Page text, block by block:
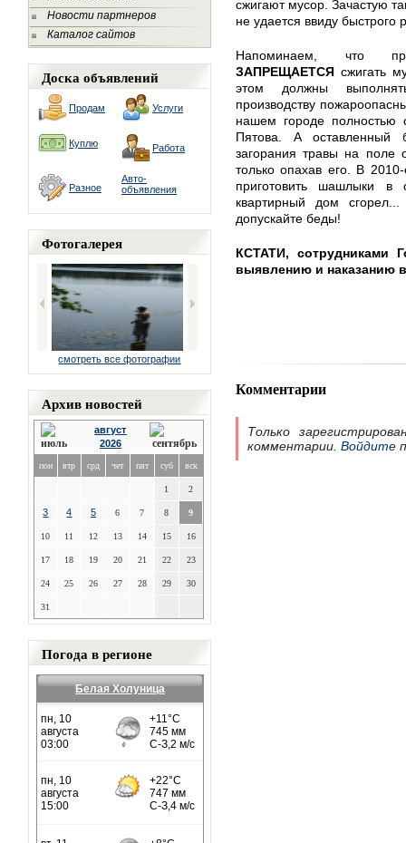
Новости партнеров
Каталог сайтов
Доска объявлений
Продам Услуги
Куплю Работа
Разное
Авто-
объявления
Фотогалерея
смотреть все фотографии
Архив новостей
август
2026
пон втр срд чет пят суб вск
1 2
3 4 5 6 7 8 9
10 11 12 13 14 15 16
17 18 19 20 21 22 23
24 25 26 27 28 29 30
31
Погода в регионе
Белая Холуница
сжигают мусор. Зачастую
не удается ввиду быстрого
Напоминаем, что
ЗАПРЕЩАЕТСЯ сжигать
этом должны
производству
нашем городе полностью
Пятова. А оставленный
загорания травы на поле
только опахав его. В
приготовить шашлыки в
квартирный дом
допускайте беды!
КСТАТИ, сотрудниками
выявлению и наказанию
Комментарии
Только
комментарии. Войдите